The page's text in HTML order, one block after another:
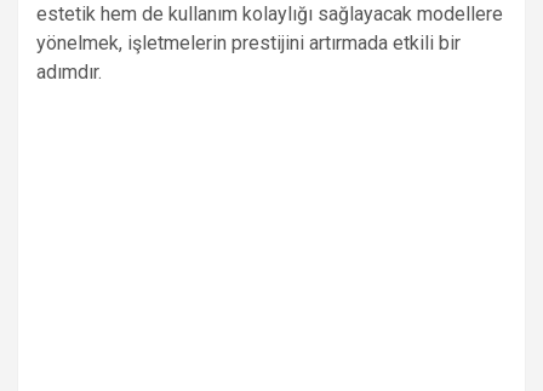
estetik hem de kullanım kolaylığı sağlayacak modellere
yönelmek, işletmelerin prestijini artırmada etkili bir
adımdır.